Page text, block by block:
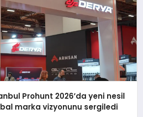
Prohunt 2026’da yeni nesil
marka vizyonunu sergiledi